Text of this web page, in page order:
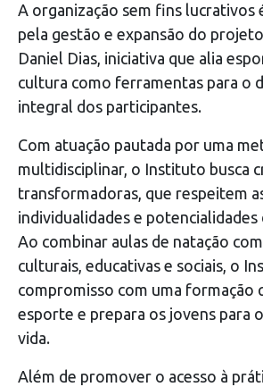
A organização sem fins lucrativos
pela gestão e expansão do
Daniel Dias, iniciativa que alia
cultura como ferramentas para o
integral dos participantes.
Com atuação pautada por uma
multidisciplinar, o Instituto busca
transformadoras, que respeitem
individualidades e potencialidades
Ao combinar aulas de natação
culturais, educativas e sociais, o
compromisso com uma formação
esporte e prepara os jovens para
vida.
Além de promover o acesso à